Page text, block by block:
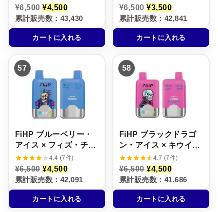
¥6,500 元
の
価
格
は
¥
5
0
0
で
し
た
。
¥4,500現
在
の
価
格
は
5
0
で
す
。
累計販売数：43,430
カートに入れる
¥6,500 元
の
価
格
は
¥
0
0
で
し
た
。
¥3,500現
在
の
価
格
は
5
0
で
す
。
累計販売数：42,841
カートに入れる
57
FiHP ブルーベリー・
アイス × フィズ・チェ
リー【ニコパフ】5%
4.4 (7件)
¥6,500 元
の
価
格
は
¥
¥4,500現
在
の
価
格
は
累計販売数：42,091
カートに入れる
58
FiHP ブラックドラゴ
ン・アイス × キウイ・
パッションフルーツ・
グアバ【ニコパフ】
5%
4.7 (7件)
¥6,500 元
の
価
格
は
¥
¥4,500現
在
の
価
格
は
累計販売数：41,686
カートに入れる